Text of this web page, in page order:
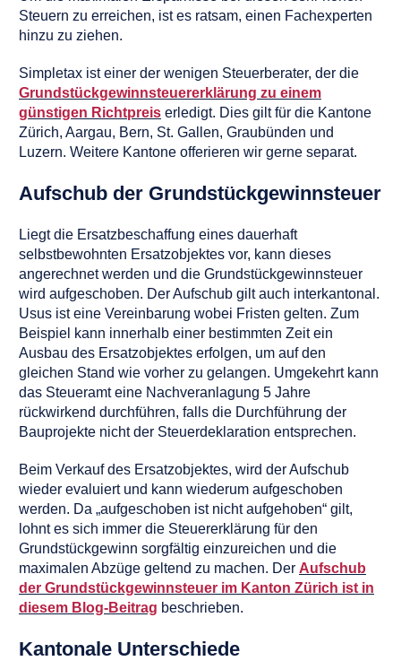
Steuern zu erreichen, ist es ratsam, einen Fachexperten
hinzu zu ziehen.
Simpletax ist einer der wenigen Steuerberater, der die
Grundstückgewinnsteuererklärung zu einem
günstigen Richtpreis erledigt. Dies gilt für die Kantone
Zürich, Aargau, Bern, St. Gallen, Graubünden und
Luzern. Weitere Kantone offerieren wir gerne separat.
Aufschub der Grundstückgewinnsteuer
Liegt die Ersatzbeschaffung eines dauerhaft
selbstbewohnten Ersatzobjektes vor, kann dieses
angerechnet werden und die Grundstückgewinnsteuer
wird aufgeschoben. Der Aufschub gilt auch interkantonal.
Usus ist eine Vereinbarung wobei Fristen gelten. Zum
Beispiel kann innerhalb einer bestimmten Zeit ein
Ausbau des Ersatzobjektes erfolgen, um auf den
gleichen Stand wie vorher zu gelangen. Umgekehrt kann
das Steueramt eine Nachveranlagung 5 Jahre
rückwirkend durchführen, falls die Durchführung der
Bauprojekte nicht der Steuerdeklaration entsprechen.
Beim Verkauf des Ersatzobjektes, wird der Aufschub
wieder evaluiert und kann wiederum aufgeschoben
werden. Da „aufgeschoben ist nicht aufgehoben“ gilt,
lohnt es sich immer die Steuererklärung für den
Grundstückgewinn sorgfältig einzureichen und die
maximalen Abzüge geltend zu machen. Der Aufschub
der Grundstückgewinnsteuer im Kanton Zürich ist in
diesem Blog-Beitrag beschrieben.
Kantonale Unterschiede